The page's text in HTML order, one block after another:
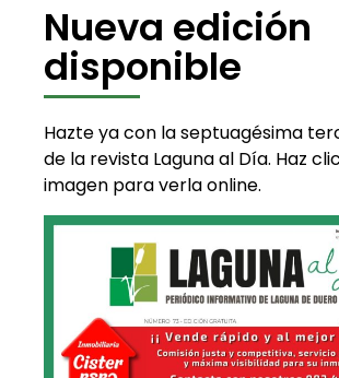
Nueva edición
disponible
Hazte ya con la septuagésima
de la revista Laguna al Día. Haz
imagen para verla online.